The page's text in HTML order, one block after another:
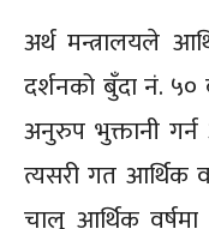
अर्थ मन्त्रालयले
दर्शनको बुँदा नं.
अनुरुप भुक्तानी
त्यसरी गत आर्थिक
चालु आर्थिक